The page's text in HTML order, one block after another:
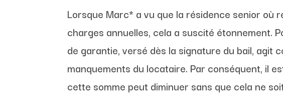
Lorsque Marc* a vu que la résidence senior où
charges annuelles, cela a suscité étonnement.
de garantie, versé dès la signature du bail,
manquements du locataire. Par conséquent, il
cette somme peut diminuer sans que cela ne